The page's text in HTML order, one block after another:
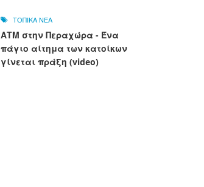
ΤΟΠΙΚΑ ΝΕΑ
ΑΤΜ στην Περαχώρα - Ένα
πάγιο αίτημα των κατοίκων
γίνεται πράξη (video)